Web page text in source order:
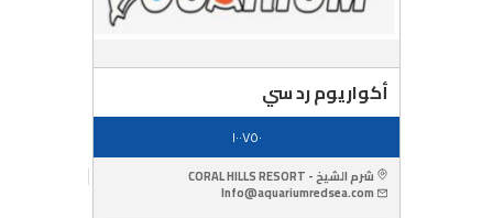
أكواريوم رد سي
١٠٠٧٥٠
شرم الشيخ - CORAL HILLS RESORT
Info@aquariumredsea.com